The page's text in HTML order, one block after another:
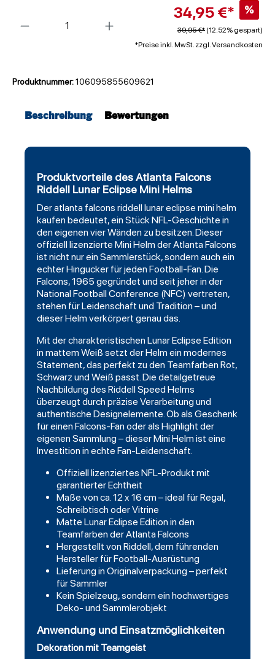
34,95 €* %
39,95 €* (12.52% gespart)
*Preise inkl. MwSt. zzgl. Versandkosten
Produktnummer:106095855609621
Beschreibung Bewertungen
Produktvorteile des Atlanta Falcons
Riddell Lunar Eclipse Mini Helms
Deratlanta falcons riddelllunar eclipse mini helm
kaufen bedeutet, ein Stück NFL-Geschichte in
den eigenen vier Wänden zu besitzen. Dieser
offiziell lizenzierte Mini Helm der Atlanta Falcons
ist nicht nur ein Sammlerstück, sondern auch ein
echter Hingucker für jedenFootball-Fan. Die
Falcons, 1965 gegründet und seit jeher in der
National Football Conference (NFC) vertreten,
stehen für Leidenschaft und Tradition – und
dieser Helm verkörpert genau das.
Mit der charakteristischen Lunar Eclipse Edition
in mattem Weiß setzt der Helm ein modernes
Statement, das perfekt zu den Teamfarben Rot,
Schwarz und Weiß passt. Die detailgetreue
Nachbildung des Riddell Speed Helms
überzeugt durch präzise Verarbeitung und
authentische Designelemente. Ob als Geschenk
für einen Falcons-Fan oder als Highlight der
eigenen Sammlung – dieser Mini Helm ist eine
Investition in echte Fan-Leidenschaft.
Offiziell lizenziertes NFL-Produkt mit
garantierter Echtheit
Maße von ca. 12 x 16 cm – ideal für Regal,
Schreibtisch oder Vitrine
Matte Lunar Eclipse Edition in den
Teamfarben der Atlanta Falcons
Hergestellt von Riddell, dem führenden
Hersteller für Football-Ausrüstung
Lieferung in Originalverpackung – perfekt
für Sammler
Kein Spielzeug, sondern ein hochwertiges
Deko- und Sammlerobjekt
Anwendung und Einsatzmöglichkeiten
Dekoration mit Teamgeist